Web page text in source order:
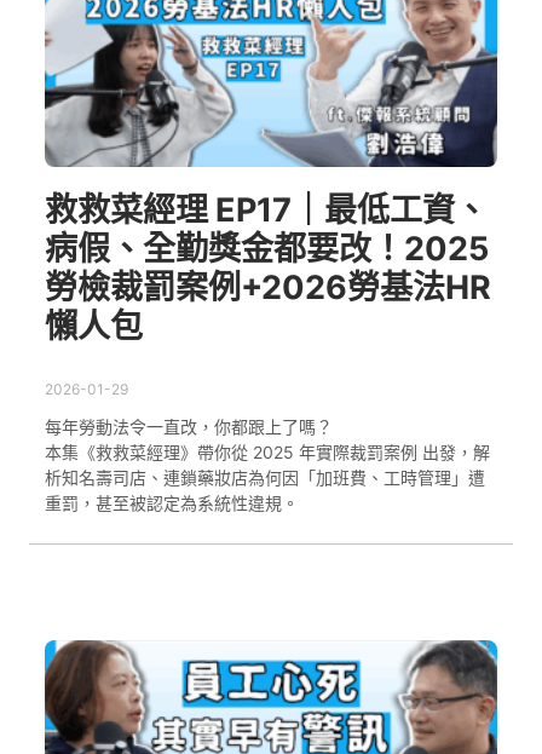
救救菜經理 EP17｜最低工資、
病假、全勤獎金都要改！2025
勞檢裁罰案例+2026勞基法HR
懶人包
2026-01-29
每年勞動法令一直改，你都跟上了嗎？
本集《救救菜經理》帶你從 2025 年實際裁罰案例 出發，解
析知名壽司店、連鎖藥妝店為何因「加班費、工時管理」遭
重罰，甚至被認定為系統性違規。